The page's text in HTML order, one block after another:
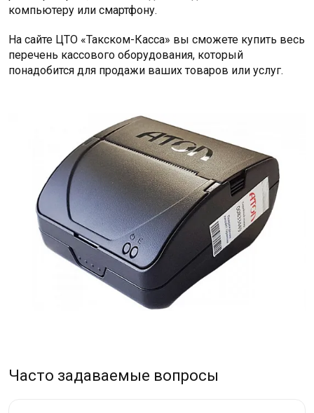
компьютеру или смартфону.
На сайте ЦТО «Такском-Касса» вы сможете купить весь
перечень кассового оборудования, который
понадобится для продажи ваших товаров или услуг.
Часто задаваемые вопросы